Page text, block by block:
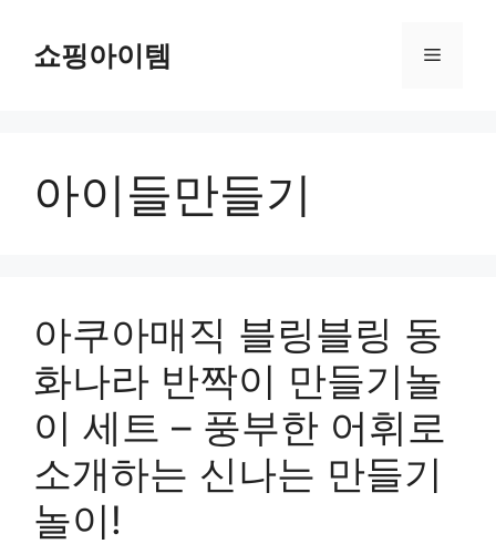
쇼핑아이템 메
아이들만들기
아쿠아매직 블링블링 동
화나라 반짝이 만들기놀
이 세트 – 풍부한 어휘로
소개하는 신나는 만들기
놀이!